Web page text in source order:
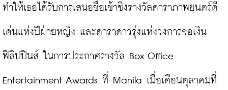
ทำให้เธอได้รับการเสนอชื่อเข้าชิงรางวัลดาราภาพยนตร์ดี
เด่นแห่งปีฝ่ายหญิง และดาราดาวรุ่งแห่งวงการจอเงิน
ฟิลิปปินส์ ในการประกาศรางวัล Box Office
Entertainment Awards ที่ Manila เมื่อเดือนตุลาคมที่